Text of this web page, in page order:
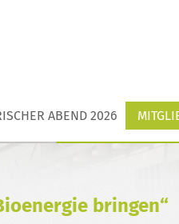
ABEND 2026
bringen“